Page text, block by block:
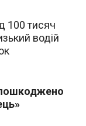
водій